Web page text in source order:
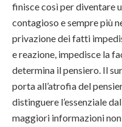
finisce così per diventare
contagioso e sempre più
privazione dei fatti
e reazione, impedisce la
determina il pensiero. Il
porta all’atrofia del
distinguere l’essenziale
maggiori informazioni